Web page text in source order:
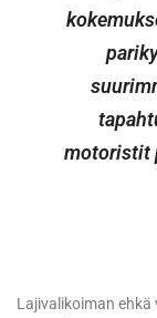
motoristit
Lajivalikoiman